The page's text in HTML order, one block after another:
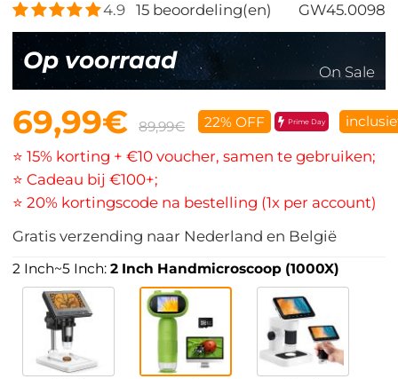
4.9 15beoordeling(en) GW45.0098
Op voorraad On Sale
69,99€ 89,99€ 22% OFF Prime Day
⭐ 15% korting + €10 voucher, samen te gebruiken;
⭐ Cadeau bij €100+;
⭐ 20% kortingscode na bestelling (1x per account)
Gratis verzending naar Nederland en België
2 Inch~5 Inch:2 Inch Handmicroscoop (1000X)